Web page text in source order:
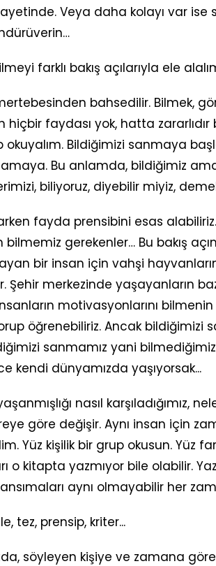
Veya daha kolayı var ise
farklı bakış açılarıyla ele
bahsedilir. Bilmek,
hiçbir faydası yok, hatta
okuyalım. Bildiğimizi sanmaya
Bu anlamda, bildiğimiz
biliyoruz, diyebilir miyiz,
fayda prensibini esas
bilmemiz gerekenler… Bu bakış
bir insan için vahşi
Şehir merkezinde yaşayanların
motivasyonlarını
öğrenebiliriz. Ancak bildiğimizi
sanmamız yani
kendi dünyamızda yaşıyorsak...
nasıl karşıladığımız,
göre değişir. Aynı insan için
Yüz kişilik bir grup okusun. Yüz
o kitapta yazmıyor bile olabilir.
aynı olmayabilir her
tez, prensip, kriter...
söyleyen kişiye ve zamana